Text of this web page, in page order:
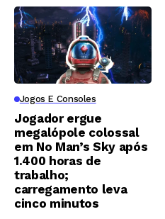
Jogos E Consoles
Jogador ergue
megalópole colossal
em No Man’s Sky após
1.400 horas de
trabalho;
carregamento leva
cinco minutos